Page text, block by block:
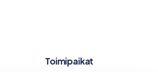
Toimipaikat